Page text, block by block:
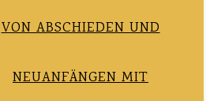
VON ABSCHIEDEN UND
NEUANFÄNGEN MIT